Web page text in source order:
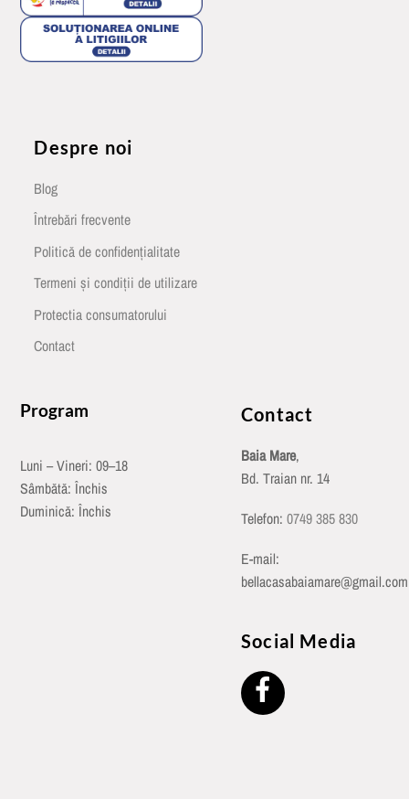
Despre noi
Blog
Întrebări frecvente
Politică de confidențialitate
Termeni și condiții de utilizare
Protectia consumatorului
Contact
Program
Luni – Vineri: 09–18
Sâmbătă: Închis
Duminică: Închis
Contact
Baia Mare,
Bd. Traian nr. 14
Telefon: 0749 385 830
E-mail:
bellacasabaiamare@gmail.com
Social Media